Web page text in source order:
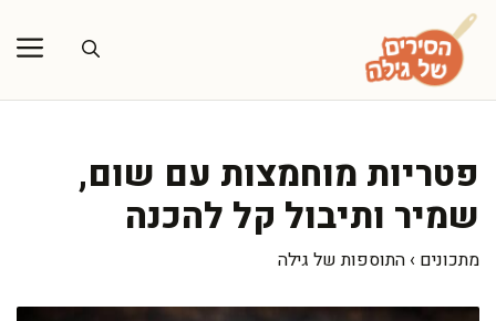
לדלג
לתוכן
פטריות מוחמצות עם שום,
שמיר ותיבול קל להכנה
מתכונים › התוספות של גילה